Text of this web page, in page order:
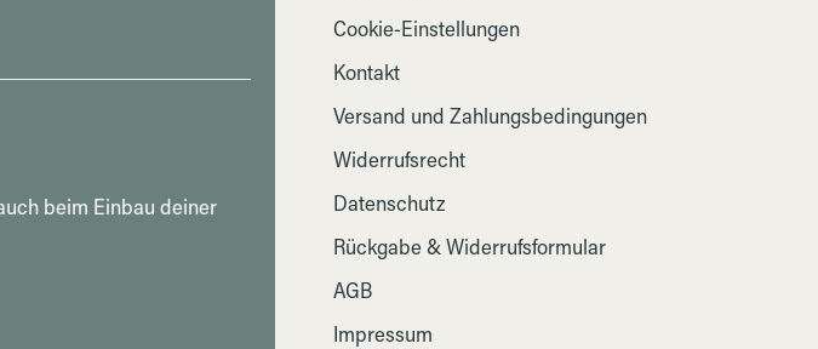
beim Einbau deiner
Cookie-Einstellungen
Kontakt
Versand und Zahlungsbedingungen
Widerrufsrecht
Datenschutz
Rückgabe & Widerrufsformular
AGB
Impressum